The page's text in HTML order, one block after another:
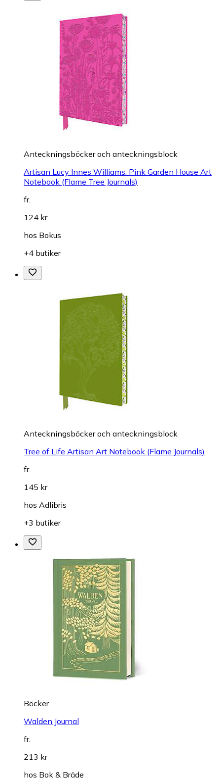
Anteckningsböcker och anteckningsblock
Artisan Lucy Innes Williams: Pink Garden House Art
Notebook (Flame Tree Journals)
fr.
124 kr
hos Bokus
+4 butiker
Anteckningsböcker och anteckningsblock
Tree of Life Artisan Art Notebook (Flame Journals)
fr.
145 kr
hos Adlibris
+3 butiker
Böcker
Walden Journal
fr.
213 kr
hos Bok & Bräde